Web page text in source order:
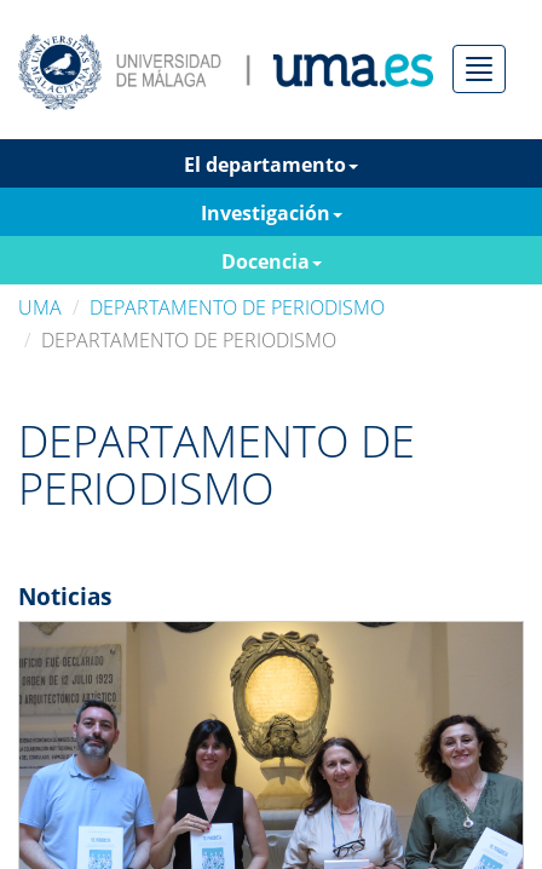
Menú
El departamento
Investigación
Docencia
UMA
DEPARTAMENTO DE PERIODISMO
DEPARTAMENTO DE PERIODISMO
DEPARTAMENTO DE
PERIODISMO
Noticias
Previous